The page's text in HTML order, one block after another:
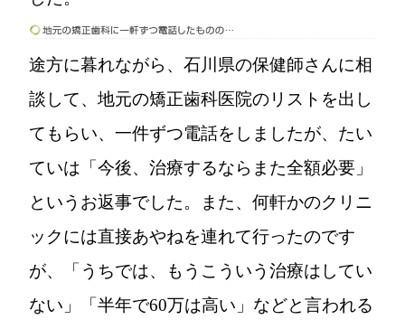
途方に暮れながら、石川県の保健師さんに相
談して、地元の矯正歯科医院のリストを出し
てもらい、一件ずつ電話をしましたが、たい
ていは「今後、治療するならまた全額必要」
というお返事でした。また、何軒かのクリニ
ックには直接あやねを連れて行ったのです
が、「うちでは、もうこういう治療はしてい
ない」「半年で60万は高い」などと言われる